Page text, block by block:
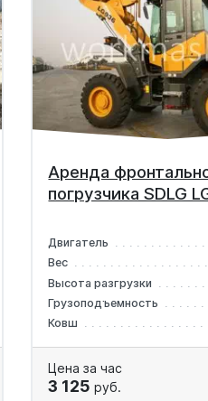
Аренда
погрузчика SDLG
Двигатель
Вес
Высота разгрузки
Грузоподъемность
Ковш
Цена за час
3 125 руб.